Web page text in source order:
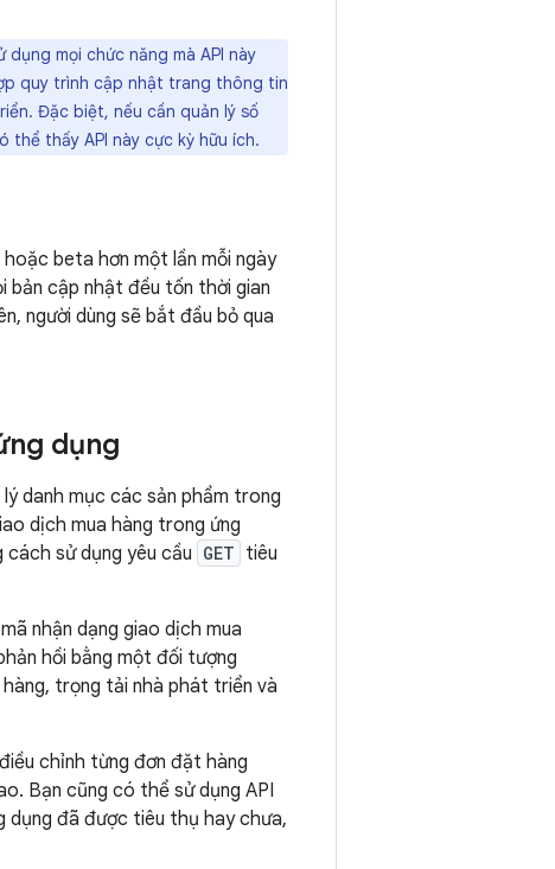
mọi chức năng mà API này
quy trình cập nhật trang thông tin
Đặc biệt, nếu cần quản lý số
thể thấy API này cực kỳ hữu ích.
beta hơn một lần mỗi ngày
bản cập nhật đều tốn thời gian
người dùng sẽ bắt đầu bỏ qua
dụng
danh mục các sản phẩm trong
dịch mua hàng trong ứng
sử dụng yêu cầu GET tiêu
nhận dạng giao dịch mua
hồi bằng một đối tượng
trọng tải nhà phát triển và
chỉnh từng đơn đặt hàng
Bạn cũng có thể sử dụng API
dụng đã được tiêu thụ hay chưa,